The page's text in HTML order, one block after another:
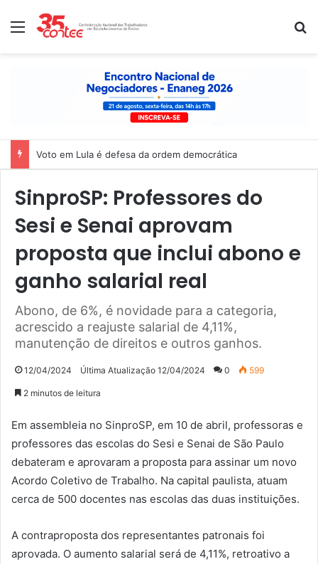
Menu
Voto em Lula é defesa da ordem democrática
SinproSP: Professores do
Sesi e Senai aprovam
proposta que inclui abono e
ganho salarial real
Abono, de 6%, é novidade para a categoria,
acrescido a reajuste salarial de 4,11%,
manutenção de direitos e outros ganhos.
12/04/2024 Última Atualização 12/04/2024 0 599
2 minutos de leitura
Em assembleia no SinproSP, em 10 de abril, professoras e
professores das escolas do Sesi e Senai de São Paulo
debateram e aprovaram a proposta para assinar um novo
Acordo Coletivo de Trabalho. Na capital paulista, atuam
cerca de 500 docentes nas escolas das duas instituições.
A contraproposta dos representantes patronais foi
aprovada. O aumento salarial será de 4,11%, retroativo a